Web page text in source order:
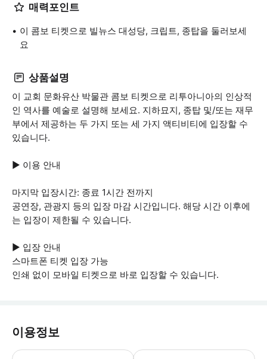
매력포인트
이 콤보 티켓으로 빌뉴스 대성당, 크립트, 종탑을 둘러보세
요
상품설명
이 교회 문화유산 박물관 콤보 티켓으로 리투아니아의 인상적
인 역사를 예술로 설명해 보세요. 지하묘지, 종탑 및/또는 재무
부에서 제공하는 두 가지 또는 세 가지 액티비티에 입장할 수
있습니다.
▶ 이용 안내
마지막 입장시간: 종료 1시간 전까지
공연장, 관광지 등의 입장 마감 시간입니다. 해당 시간 이후에
는 입장이 제한될 수 있습니다.
▶ 입장 안내
스마트폰 티켓 입장 가능
인쇄 없이 모바일 티켓으로 바로 입장할 수 있습니다.
이용정보
▶ 꼭 알아두세요 * 재무부는 Šv에 위